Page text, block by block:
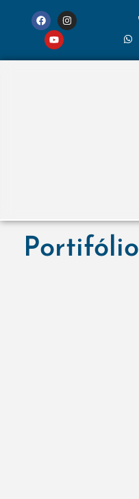
Portifólio